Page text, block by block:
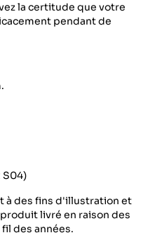
la certitude que votre
pendant de
S04)
à des fins d'illustration et
livré en raison des
des années.